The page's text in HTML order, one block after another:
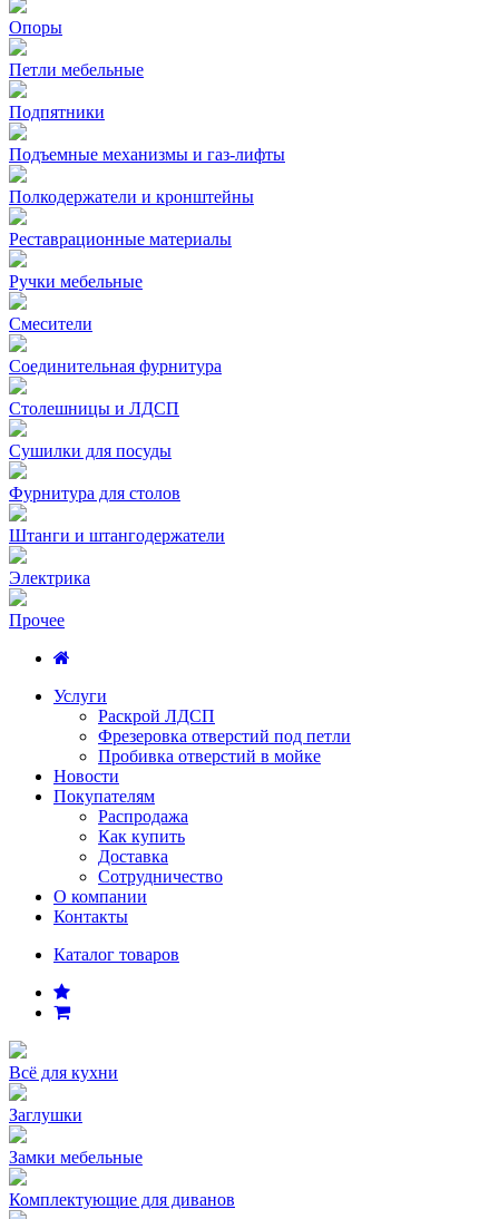
Опоры
Петли мебельные
Подпятники
Подъемные механизмы и газ-лифты
Полкодержатели и кронштейны
Реставрационные материалы
Ручки мебельные
Смесители
Соединительная фурнитура
Столешницы и ЛДСП
Сушилки для посуды
Фурнитура для столов
Штанги и штангодержатели
Электрика
Прочее
Услуги
Раскрой ЛДСП
Фрезеровка отверстий под петли
Пробивка отверстий в мойке
Новости
Покупателям
Распродажа
Как купить
Доставка
Сотрудничество
О компании
Контакты
Каталог товаров
Всё для кухни
Заглушки
Замки мебельные
Комплектующие для диванов